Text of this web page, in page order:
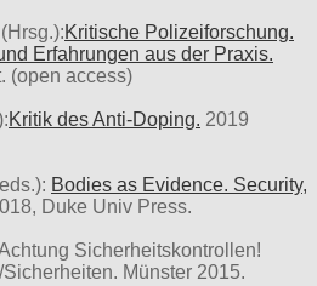
Kritische Polizeiforschung.
Erfahrungen aus der Praxis.
(open access)
Kritik des Anti-Doping. 2019
Bodies as Evidence. Security,
Duke Univ Press.
Sicherheitskontrollen!
Münster 2015.